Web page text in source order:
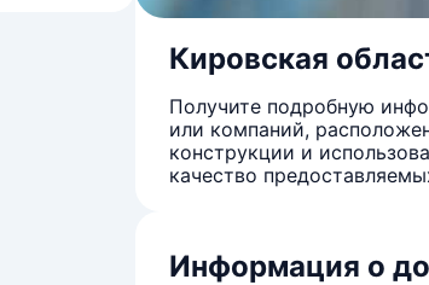
Кировская
Получите подробную
или компаний,
конструкции и
качество
Информация о